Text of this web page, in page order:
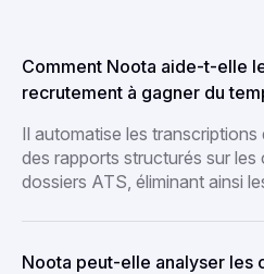
Comment Noota aide-t-elle
recrutement à gagner du
Il automatise les transcriptions
des rapports structurés sur les
dossiers ATS, éliminant ainsi
Noota peut-elle analyser les